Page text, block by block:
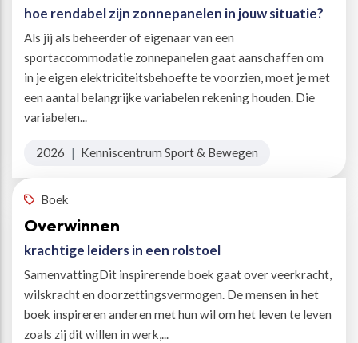
hoe rendabel zijn zonnepanelen in jouw situatie?
Als jij als beheerder of eigenaar van een
sportaccommodatie zonnepanelen gaat aanschaffen om
in je eigen elektriciteitsbehoefte te voorzien, moet je met
een aantal belangrijke variabelen rekening houden. Die
variabelen...
2026 | Kenniscentrum Sport & Bewegen
Boek
Overwinnen
krachtige leiders in een rolstoel
SamenvattingDit inspirerende boek gaat over veerkracht,
wilskracht en doorzettingsvermogen. De mensen in het
boek inspireren anderen met hun wil om het leven te leven
zoals zij dit willen in werk,...